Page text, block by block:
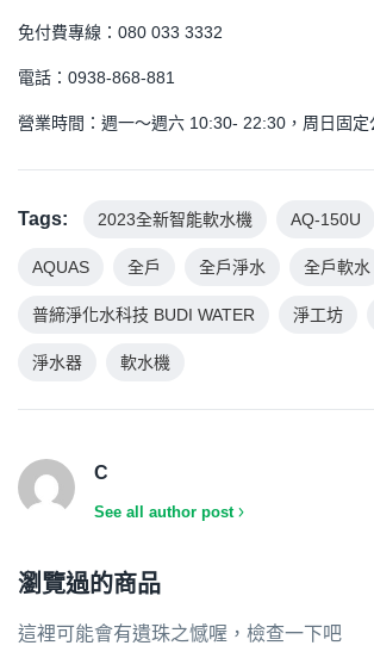
免付費專線：080 033 3332
電話：0938-868-881
營業時間：週一～週六 10:30- 22:30，周日固定
Tags: 2023全新智能軟水機 AQ-150U
AQUAS 全戶 全戶淨水 全戶軟水
普締淨化水科技 BUDI WATER 淨工坊
淨水器 軟水機
C
See all author post
瀏覽過的商品
這裡可能會有遺珠之憾喔，檢查一下吧